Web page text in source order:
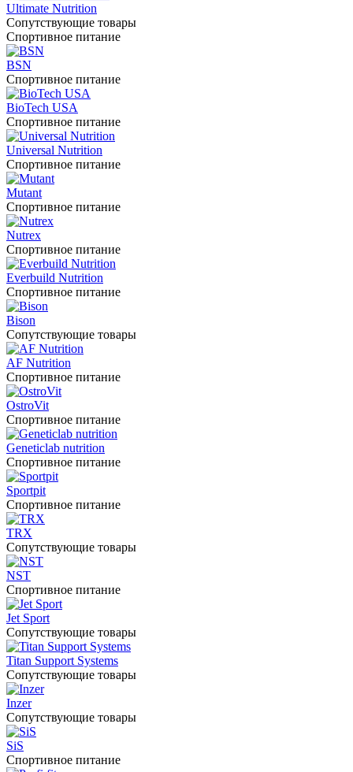
Ultimate Nutrition
Сопутствующие товары
Спортивное питание
BSN
Спортивное питание
BioTech USA
Спортивное питание
Universal Nutrition
Спортивное питание
Mutant
Спортивное питание
Nutrex
Спортивное питание
Everbuild Nutrition
Спортивное питание
Bison
Сопутствующие товары
AF Nutrition
Спортивное питание
OstroVit
Спортивное питание
Geneticlab nutrition
Спортивное питание
Sportpit
Спортивное питание
TRX
Сопутствующие товары
NST
Спортивное питание
Jet Sport
Сопутствующие товары
Titan Support Systems
Сопутствующие товары
Inzer
Сопутствующие товары
SiS
Спортивное питание